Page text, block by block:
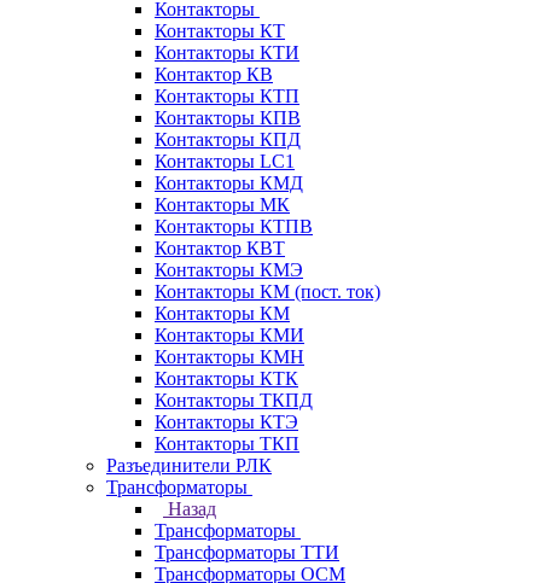
Контакторы
Контакторы КТ
Контакторы КТИ
Контактор КВ
Контакторы КТП
Контакторы КПВ
Контакторы КПД
Контакторы LC1
Контакторы КМД
Контакторы МК
Контакторы КТПВ
Контактор КВТ
Контакторы КМЭ
Контакторы КМ (пост. ток)
Контакторы КМ
Контакторы КМИ
Контакторы КМН
Контакторы КТК
Контакторы ТКПД
Контакторы КТЭ
Контакторы ТКП
Разъединители РЛК
Трансформаторы
Назад
Трансформаторы
Трансформаторы ТТИ
Трансформаторы ОСМ